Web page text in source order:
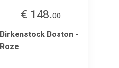
€ 148.00
Birkenstock Boston -
Roze